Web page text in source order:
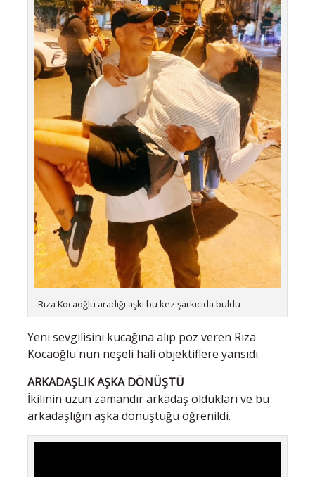
Rıza Kocaoğlu aradığı aşkı bu kez şarkıcıda buldu
Yeni sevgilisini kucağına alıp poz veren Rıza
Kocaoğlu'nun neşeli hali objektiflere yansıdı.
ARKADAŞLIK AŞKA DÖNÜŞTÜ
İkilinin uzun zamandır arkadaş oldukları ve bu
arkadaşlığın aşka dönüştüğü öğrenildi.